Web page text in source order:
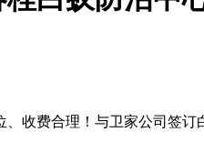
、收费合理！与卫家公司签